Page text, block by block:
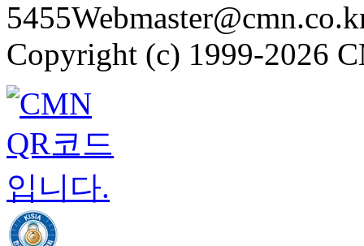
5455
Copyright (c) 1999-2026